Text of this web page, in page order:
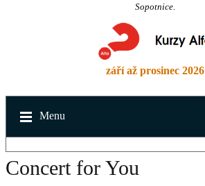
Sopotnice.
září až prosinec 2026
Menu
Concert for You